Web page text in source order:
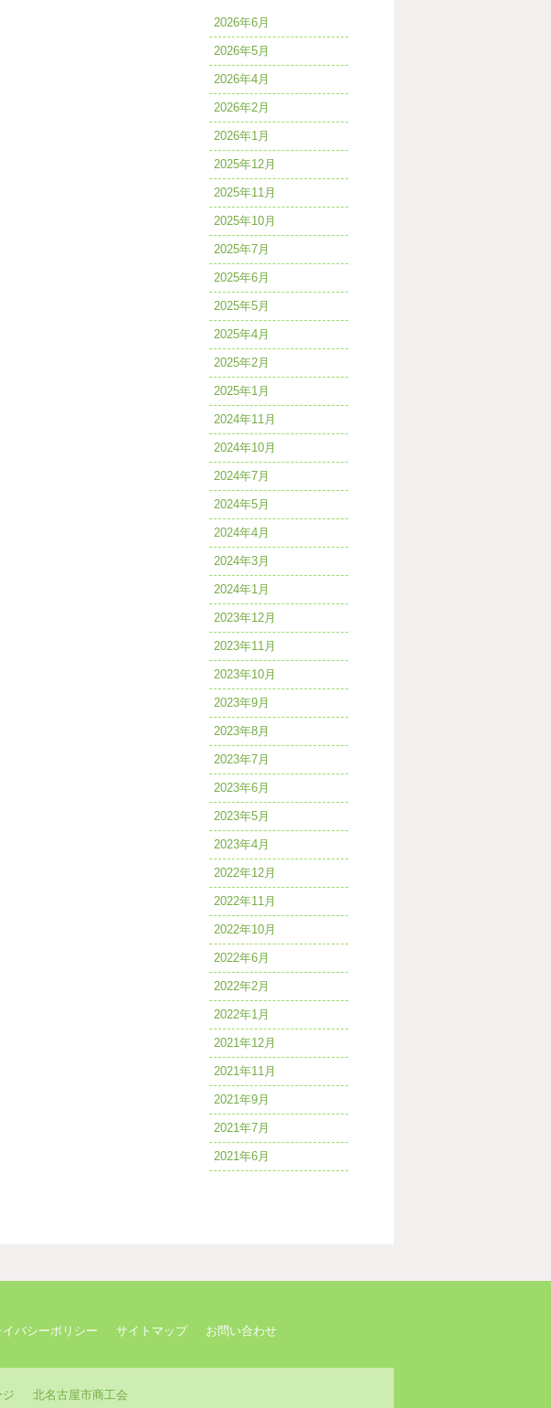
2026年6月
2026年5月
2026年4月
2026年2月
2026年1月
2025年12月
2025年11月
2025年10月
2025年7月
2025年6月
2025年5月
2025年4月
2025年2月
2025年1月
2024年11月
2024年10月
2024年7月
2024年5月
2024年4月
2024年3月
2024年1月
2023年12月
2023年11月
2023年10月
2023年9月
2023年8月
2023年7月
2023年6月
2023年5月
2023年4月
2022年12月
2022年11月
2022年10月
2022年6月
2022年2月
2022年1月
2021年12月
2021年11月
2021年9月
2021年7月
2021年6月
イバシーポリシー サイトマップ お問い合わせ
北名古屋市商工会